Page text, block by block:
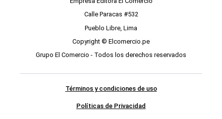
Calle Paracas #532
Pueblo Libre, Lima
Copyright © Elcomercio.pe
Grupo El Comercio - Todos los derechos reservados
Términos y condiciones de uso
Políticas de Privacidad